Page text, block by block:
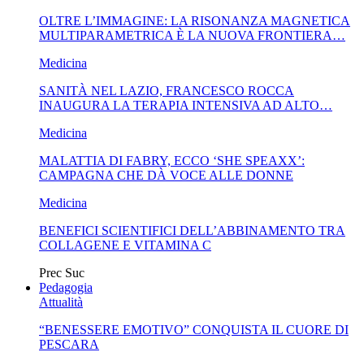
OLTRE L’IMMAGINE: LA RISONANZA MAGNETICA
MULTIPARAMETRICA È LA NUOVA FRONTIERA…
Medicina
SANITÀ NEL LAZIO, FRANCESCO ROCCA
INAUGURA LA TERAPIA INTENSIVA AD ALTO…
Medicina
MALATTIA DI FABRY, ECCO ‘SHE SPEAXX’:
CAMPAGNA CHE DÀ VOCE ALLE DONNE
Medicina
BENEFICI SCIENTIFICI DELL’ABBINAMENTO TRA
COLLAGENE E VITAMINA C
Prec Suc
Pedagogia
Attualità
“BENESSERE EMOTIVO” CONQUISTA IL CUORE DI
PESCARA